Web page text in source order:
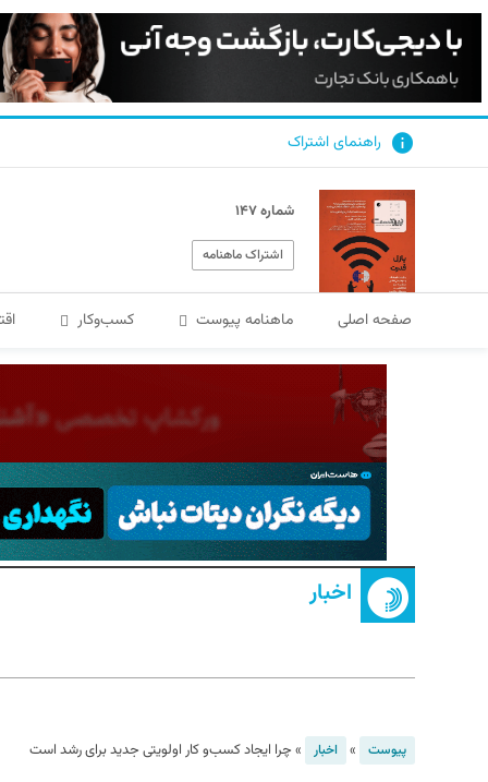
راهنمای اشتراک
شماره ۱۴۷
اشتراک ماهنامه
صفحه اصلی ماهنامه پیوست کسب‌و‌کار
اخبار
پیوست » اخبار » چرا ایجاد کسب‌و‌‌ کار اولویتی جدید برای رشد است